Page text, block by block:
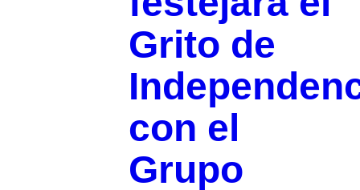
Grito de
con el
Grupo